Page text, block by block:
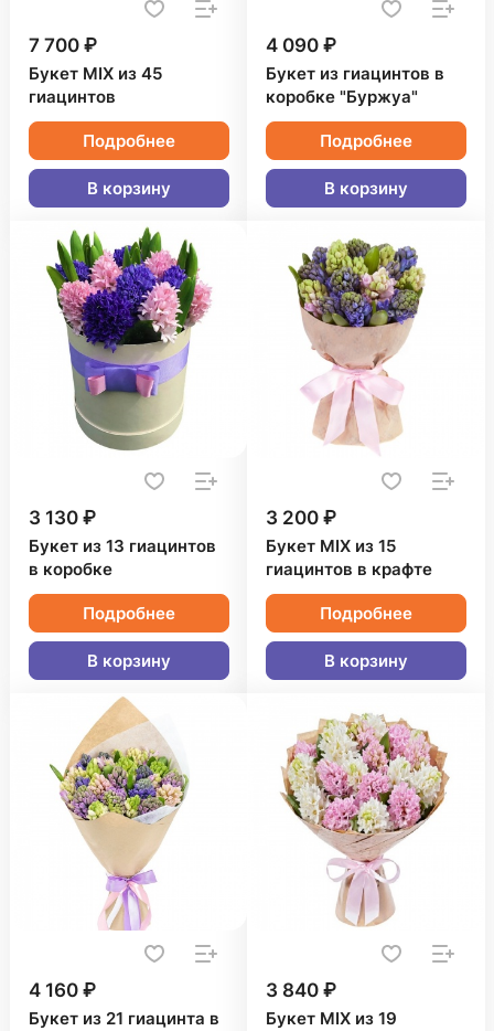
7 700 ₽
Букет MIX из 45
гиацинтов
Подробнее
В корзину
4 090 ₽
Букет из гиацинтов в
коробке "Буржуа"
Подробнее
В корзину
3 130 ₽
Букет из 13 гиацинтов
в коробке
Подробнее
В корзину
3 200 ₽
Букет MIX из 15
гиацинтов в крафте
Подробнее
В корзину
4 160 ₽
Букет из 21 гиацинта в
3 840 ₽
Букет MIX из 19